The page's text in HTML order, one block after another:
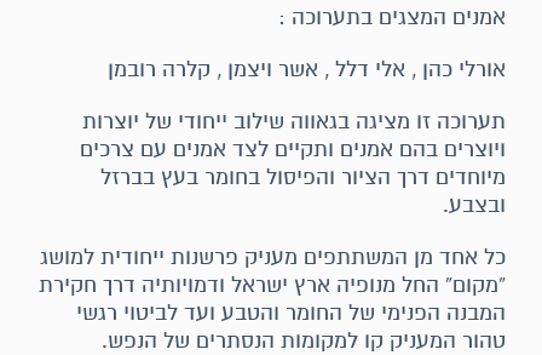
אמנים המצגים בתערוכה :
אורלי כהן , אלי דלל , אשר ויצמן , קלרה רובמן
תערוכה זו מציגה בגאווה שילוב ייחודי של יוצרות
ויוצרים בהם אמנים ותקיים לצד אמנים עם צרכים
מיוחדים דרך הציור והפיסול בחומר בעץ בברזל
ובצבע.
כל אחד מן המשתתפים מעניק פרשנות ייחודית למושג
“מקום” החל מנופיה ארץ ישראל ודמויותיה דרך חקירת
המבנה הפנימי של החומר והטבע ועד לביטוי רגשי
טהור המעניק קו למקומות הנסתרים של הנפש.